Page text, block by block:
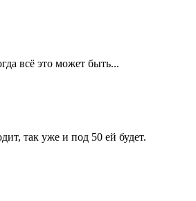
всё это может быть...
так уже и под 50 ей будет.